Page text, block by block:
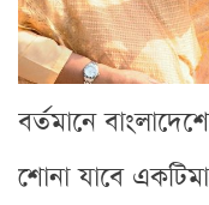
বর্তমানে
শোনা যাবে